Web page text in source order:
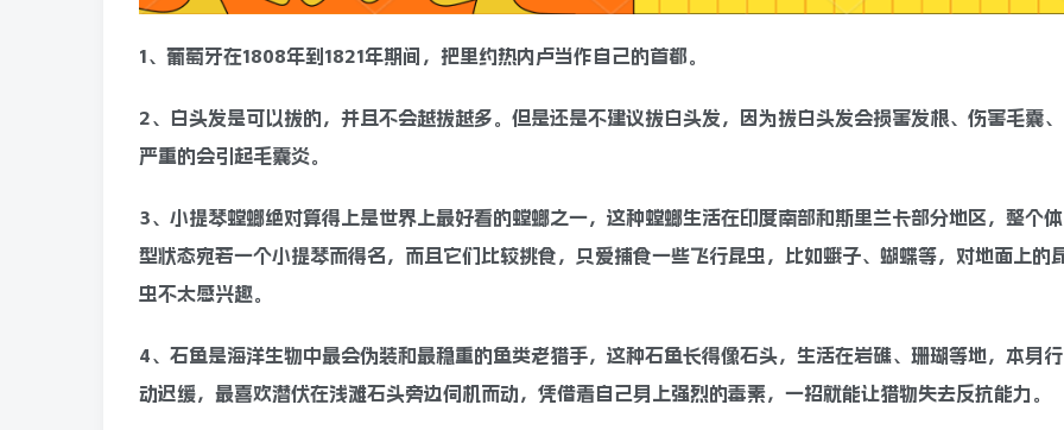
1、葡萄牙在1808年到1821年期间，把里约热内卢当作自己的首都。
2、白头发是可以拔的，并且不会越拔越多。但是还是不建议拔白头发，因为拔白头发会损害发根、伤害毛囊、
严重的会引起毛囊炎。
3、小提琴螳螂绝对算得上是世界上最好看的螳螂之一，这种螳螂生活在印度南部和斯里兰卡部分地区，整个体
型状态宛若一个小提琴而得名，而且它们比较挑食，只爱捕食一些飞行昆虫，比如蛾子、蝴蝶等，对地面上的
虫不太感兴趣。
4、石鱼是海洋生物中最会伪装和最稳重的鱼类老猎手，这种石鱼长得像石头，生活在岩礁、珊瑚等地，本身行
动迟缓，最喜欢潜伏在浅滩石头旁边伺机而动，凭借着自己身上强烈的毒素，一招就能让猎物失去反抗能力。